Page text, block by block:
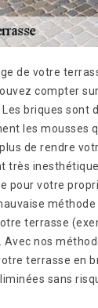
de votre
compter
briques sont
les mousses
de rendre
très
pour votre
terrasse
nos
terrasse en
sans